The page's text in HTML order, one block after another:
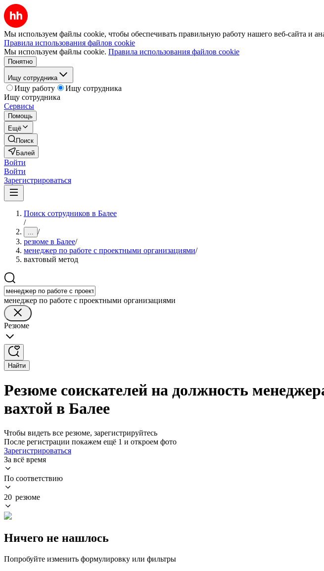
Мы используем файлы cookie, чтобы обеспечивать правильную работу нашего веб-сайта и
Правила использования файлов cookie
Мы используем файлы cookie. Правила использования файлов cookie
Понятно
Ищу сотрудника
Ищу работу
Ищу сотрудника
Ищу сотрудника
Сервисы
Помощь
Ещё
Поиск
Балей
Войти
Войти
Зарегистрироваться
Поиск сотрудников в Балее
/
... /
резюме в Балее/
менеджер по работе с проектными организациями/
вахтовый метод
менеджер по работе с проектными организациями
Резюме
Найти
Резюме соискателей на должность
вахтой в Балее
Чтобы видеть все резюме, зарегистрируйтесь
После регистрации покажем ещё 1 и откроем фото
Зарегистрироваться
За всё время
По соответствию
20 резюме
Ничего не нашлось
Попробуйте изменить формулировку или фильтры